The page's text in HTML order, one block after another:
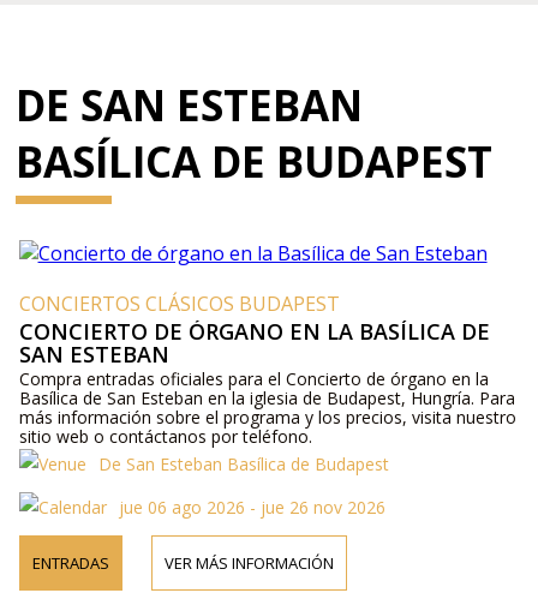
DE SAN ESTEBAN
BASÍLICA DE BUDAPEST
CONCIERTOS CLÁSICOS BUDAPEST
CONCIERTO DE ÓRGANO EN LA BASÍLICA DE
SAN ESTEBAN
Compra entradas oficiales para el Concierto de órgano en la
Basílica de San Esteban en la iglesia de Budapest, Hungría. Para
más información sobre el programa y los precios, visita nuestro
sitio web o contáctanos por teléfono.
De San Esteban Basílica de Budapest
jue 06 ago 2026 - jue 26 nov 2026
ENTRADAS VER MÁS INFORMACIÓN